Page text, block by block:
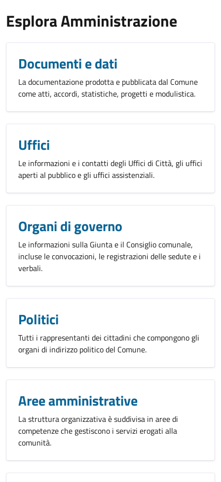
Esplora Amministrazione
Documenti e dati
La documentazione prodotta e pubblicata dal Comune
come atti, accordi, statistiche, progetti e modulistica.
Uffici
Le informazioni e i contatti degli Uffici di Città, gli uffici
aperti al pubblico e gli uffici assistenziali.
Organi di governo
Le informazioni sulla Giunta e il Consiglio comunale,
incluse le convocazioni, le registrazioni delle sedute e i
verbali.
Politici
Tutti i rappresentanti dei cittadini che compongono gli
organi di indirizzo politico del Comune.
Aree amministrative
La struttura organizzativa è suddivisa in aree di
competenze che gestiscono i servizi erogati alla
comunità.